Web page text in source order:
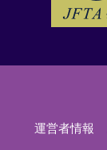
運営者情報